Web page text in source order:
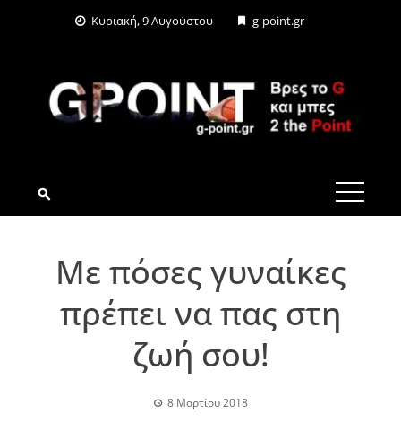
Κυριακή, 9 Αυγούστου g-point.gr
G-POINT.GR
Με πόσες γυναίκες
πρέπει να πας στη
ζωή σου!
8 Μαρτίου 2018